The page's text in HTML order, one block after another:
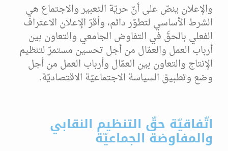
والإعلان ينصّ على أنّ حريّة التعبير والاجتماع هي
الشرط الأساسي لتطوّر دائم، وأقرّ الإعلان الاعتراف
الفعلي بالحقّ في التفاوض الجامعي والتعاون بين
أرباب العمل والعمّال من أجل تحسين مستمرّ لتنظيم
الإنتاج والتعاون بين العمّال وأرباب العمل من أجل
وضع وتطبيق السياسة الاجتماعيّة الاقتصاديّة.
اتّفاقيّة حقّ التنظيم النقابي
والمفاوضة الجماعيّة